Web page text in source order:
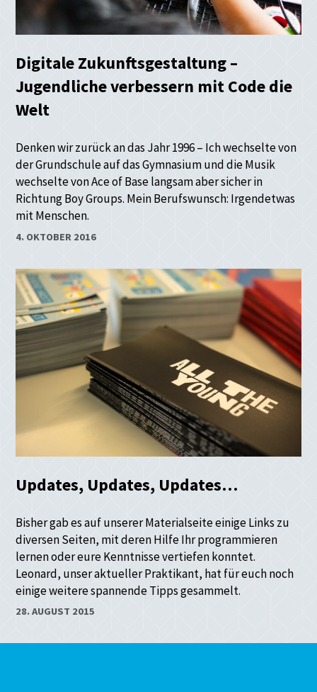
Digitale Zukunftsgestaltung –
Jugendliche verbessern mit Code die
Welt
Denken wir zurück an das Jahr 1996 – Ich wechselte von
der Grundschule auf das Gymnasium und die Musik
wechselte von Ace of Base langsam aber sicher in
Richtung Boy Groups. Mein Berufswunsch: Irgendetwas
mit Menschen.
4. OKTOBER 2016
Updates, Updates, Updates…
Bisher gab es auf unserer Materialseite einige Links zu
diversen Seiten, mit deren Hilfe Ihr programmieren
lernen oder eure Kenntnisse vertiefen konntet.
Leonard, unser aktueller Praktikant, hat für euch noch
einige weitere spannende Tipps gesammelt.
28. AUGUST 2015